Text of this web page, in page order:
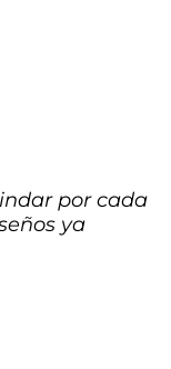
por cada
ya